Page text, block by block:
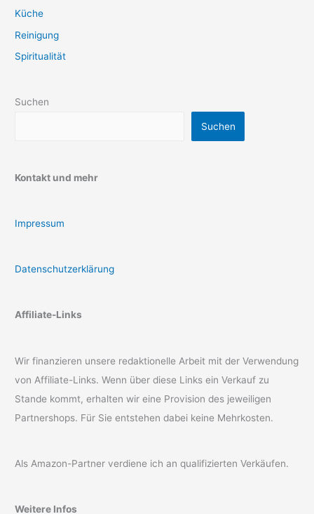
Küche
Reinigung
Spiritualität
Suchen
Suchen
Kontakt und mehr
Impressum
Datenschutzerklärung
Affiliate-Links
Wir finanzieren unsere redaktionelle Arbeit mit der Verwendung
von Affiliate-Links. Wenn über diese Links ein Verkauf zu
Stande kommt, erhalten wir eine Provision des jeweiligen
Partnershops. Für Sie entstehen dabei keine Mehrkosten.
Als Amazon-Partner verdiene ich an qualifizierten Verkäufen.
Weitere Infos